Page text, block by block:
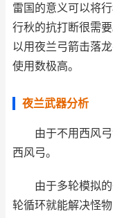
雷国的意义可以将
行秋的抗打断很需
以用夜兰弓箭击落
使用数极高。
夜兰武器分析
由于不用西风
西风弓。
由于多轮模拟
轮循环就能解决怪